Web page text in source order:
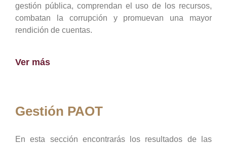
gestión pública, comprendan el uso de los recursos,
combatan la corrupción y promuevan una mayor
rendición de cuentas.
Ver más
Gestión PAOT
En esta sección encontrarás los resultados de las